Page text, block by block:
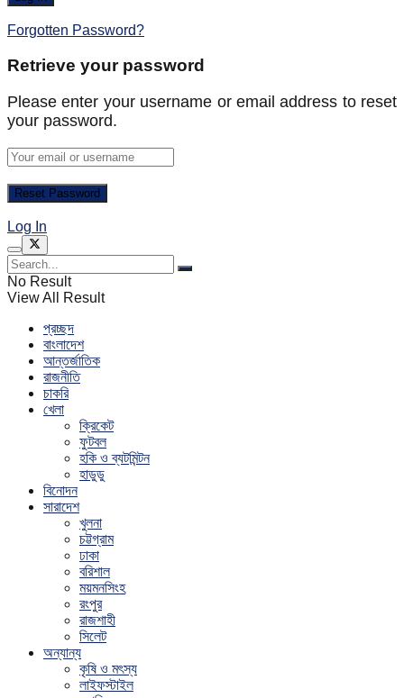
Forgotten Password?
Retrieve your password
Please enter your username or email address to reset
your password.
Log In
No Result
View All Result
প্রচ্ছদ
বাংলাদেশ
আন্তর্জাতিক
রাজনীতি
চাকরি
খেলা
ক্রিকেট
ফুটবল
হকি ও ব্যটমিন্টন
হাডুডু
বিনোদন
সারাদেশ
খুলনা
চট্টগ্রাম
ঢাকা
বরিশাল
ময়মনসিংহ
রংপুর
রাজশাহী
সিলেট
অন্যান্য
কৃষি ও মৎস্য
লাইফস্টাইল